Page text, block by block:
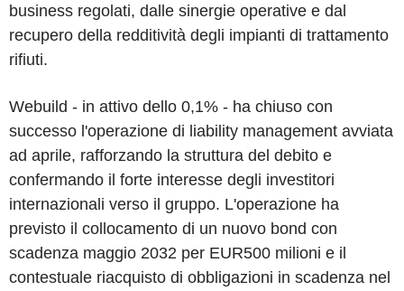
business regolati, dalle sinergie operative e dal
recupero della redditività degli impianti di trattamento
rifiuti.
Webuild - in attivo dello 0,1% - ha chiuso con
successo l'operazione di liability management avviata
ad aprile, rafforzando la struttura del debito e
confermando il forte interesse degli investitori
internazionali verso il gruppo. L'operazione ha
previsto il collocamento di un nuovo bond con
scadenza maggio 2032 per EUR500 milioni e il
contestuale riacquisto di obbligazioni in scadenza nel